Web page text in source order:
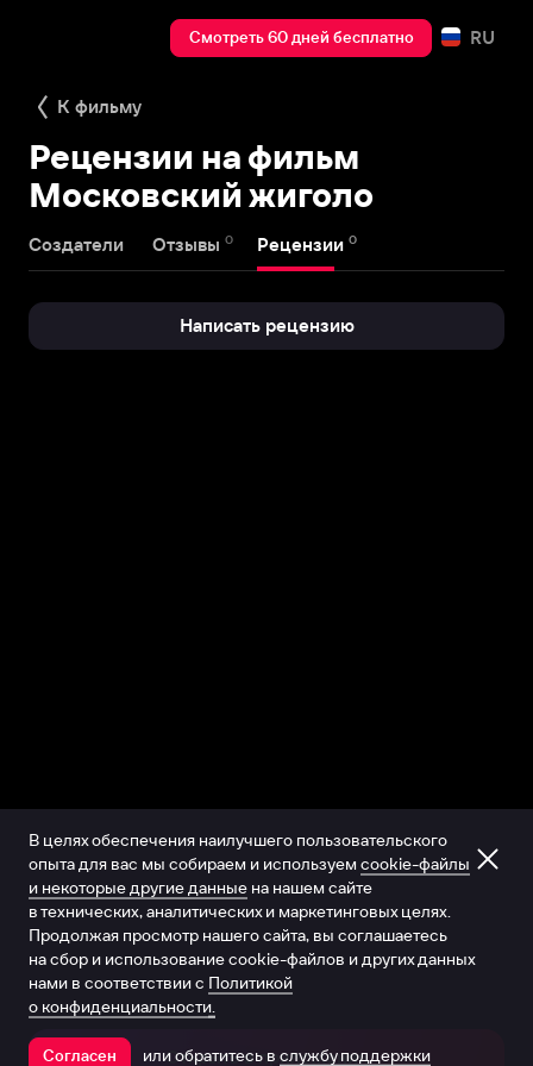
Смотреть 60 дней бесплатно RU
К фильму
Рецензии на фильм
Московский жиголо
Создатели Отзывы 0 Рецензии 0
Написать рецензию
Открыть в приложении
В целях обеспечения наилучшего пользовательского
опыта для вас мы собираем и используем cookie-файлы
и некоторые другие данные на нашем сайте
в технических, аналитических и маркетинговых целях.
Продолжая просмотр нашего сайта, вы соглашаетесь
на сбор и использование cookie-файлов и других данных
нами в соответствии с Политикой
о конфиденциальности.
Согласен или обратитесь в службу поддержки